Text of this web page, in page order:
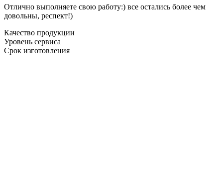
Отлично выполняете свою работу:) все остались более чем
довольны, респект!)
Качество продукции
Уровень сервиса
Срок изготовления